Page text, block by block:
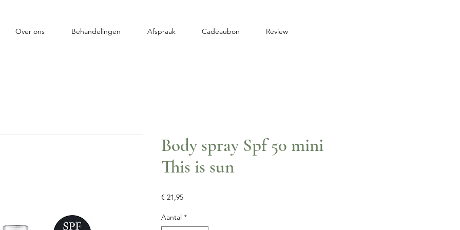
Over ons Behandelingen Afspraak Cadeaubon Review
Body spray Spf 50 mini
This is sun
€ 21,95Prijs
Aantal *